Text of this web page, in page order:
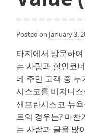
Posted on January 3,
타지에서 방문하
는 사람과 할인코
네 주민 고객 중
시스코를 비지니
샌프란시스코-뉴
트의 경우는? 마찬
는 사람과 글을 많